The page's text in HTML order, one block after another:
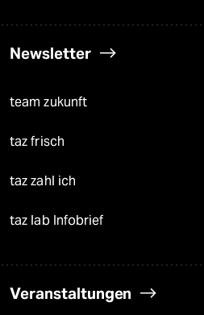
Newsletter
team zukunft
taz frisch
taz zahl ich
taz lab Infobrief
Veranstaltungen